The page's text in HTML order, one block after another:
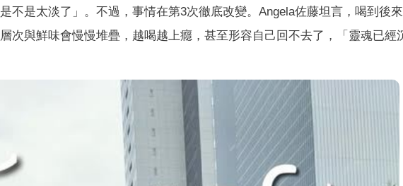
不是太淡了」。不過，事情在第3次徹底改變。Angela佐藤坦言，喝到後
次與鮮味會慢慢堆疊，越喝越上癮，甚至形容自己回不去了，「靈魂已經